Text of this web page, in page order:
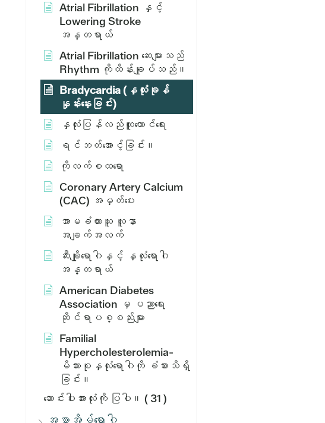
Atrial Fibrillation နှင့်
Lowering Stroke
အန္တရာယ်
Atrial Fibrillation ဆေးများသည်
Rhythm ကိုထိန်းချုပ်သည်။
Bradycardia (နှလုံးခုန်
နှုန်းနှေးခြင်း)
နှလုံးပြန်လည်ထူထောင်ရေး
ရင်ဘတ်အောင့်ခြင်း။
ကိုလက်စထရော
Coronary Artery Calcium
(CAC) အမှတ်ပေး
အာမခံထားသူ လူနာ
အချက်အလက်
ဆီးချိုရောဂါနှင့် နှလုံးရောဂါ
အန္တရာယ်
American Diabetes
Association မှ ပညာရေး
ဆိုင်ရာပစ္စည်းများ
Familial
Hypercholesterolemia-
မိသားစုနှလုံးရောဂါကို ခံစားသိရှိ
ခြင်း။
ဆောင်းပါးအားလုံးကို ပြပါ။ ( 31 )